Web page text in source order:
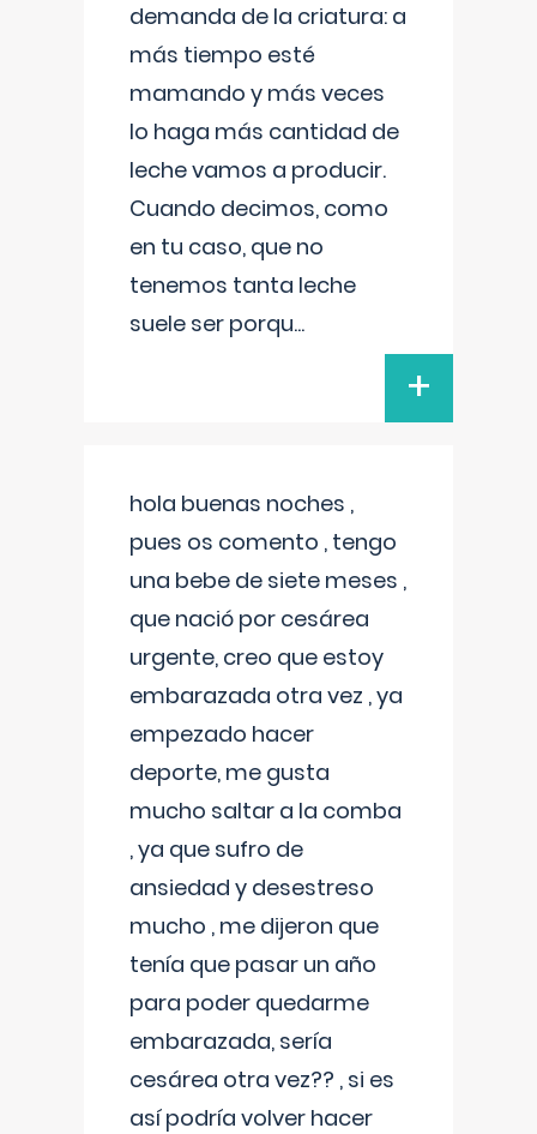
demanda de la criatura: a
más tiempo esté
mamando y más veces
lo haga más cantidad de
leche vamos a producir.
Cuando decimos, como
en tu caso, que no
tenemos tanta leche
suele ser porqu...
+
hola buenas noches ,
pues os comento , tengo
una bebe de siete meses ,
que nació por cesárea
urgente, creo que estoy
embarazada otra vez , ya
empezado hacer
deporte, me gusta
mucho saltar a la comba
, ya que sufro de
ansiedad y desestreso
mucho , me dijeron que
tenía que pasar un año
para poder quedarme
embarazada, sería
cesárea otra vez?? , si es
así podría volver hacer